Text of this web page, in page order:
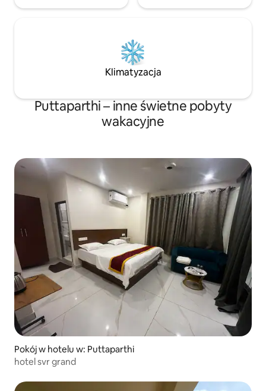
Klimatyzacja
Puttaparthi – inne świetne pobyty
wakacyjne
Pokój w hotelu w: Puttaparthi
hotel svr grand